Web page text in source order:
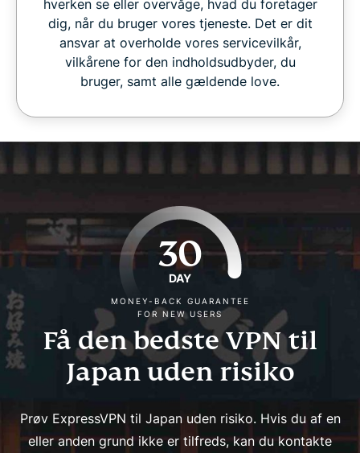
hverken se eller overvåge, hvad du foretager
dig, når du bruger vores tjeneste. Det er dit
ansvar at overholde vores servicevilkår,
vilkårene for den indholdsudbyder, du
bruger, samt alle gældende love.
30
DAY
MONEY-BACK GUARANTEE
FOR NEW USERS
Få den bedste VPN til
Japan uden risiko
Prøv ExpressVPN til Japan uden risiko. Hvis du af en
eller anden grund ikke er tilfreds, kan du kontakte